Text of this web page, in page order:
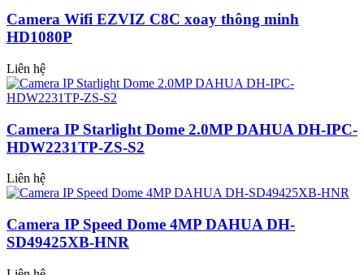
Camera Wifi EZVIZ C8C xoay thông minh
HD1080P
Liên hệ
Camera IP Starlight Dome 2.0MP DAHUA DH-IPC-
HDW2231TP-ZS-S2
Liên hệ
Camera IP Speed Dome 4MP DAHUA DH-
SD49425XB-HNR